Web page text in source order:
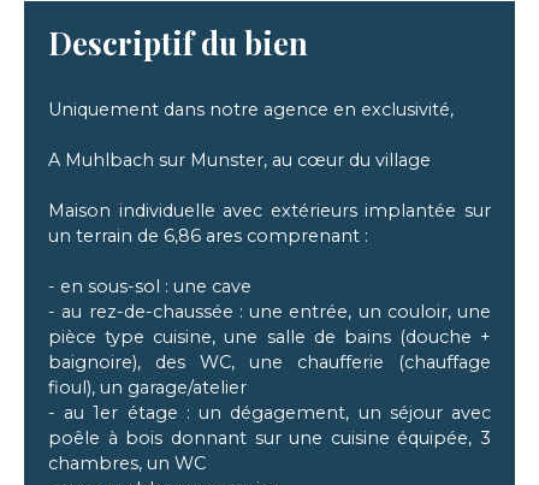
Descriptif du bien
Uniquement dans notre agence en exclusivité,
A Muhlbach sur Munster, au cœur du village
Maison individuelle avec extérieurs implantée sur
un terrain de 6,86 ares comprenant :
- en sous-sol : une cave
- au rez-de-chaussée : une entrée, un couloir, une
pièce type cuisine, une salle de bains (douche +
baignoire), des WC, une chaufferie (chauffage
fioul), un garage/atelier
- au 1er étage : un dégagement, un séjour avec
poêle à bois donnant sur une cuisine équipée, 3
chambres, un WC